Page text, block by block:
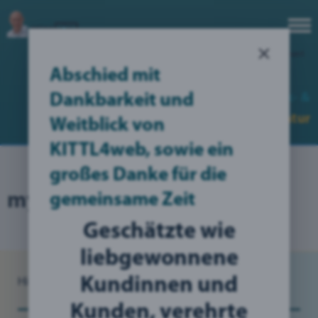
Erstelle deinen Account
no translation found for err_nofullview (1)
Web-, Werbe-,
Kommunikations
Agentur
myBlog: Online-Präsenz
Blog / myMiBlog Online-Präsenz
Abschied mit
Dankbarkeit und
Weitblick von
KITTL4web, sowie ein
großes Danke für die
gemeinsame Zeit
Geschätzte wie
liebgewonnene
Kundinnen und
Kunden, verehrte
×